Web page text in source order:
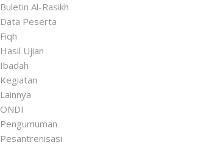
Buletin Al-Rasikh
Data Peserta
Fiqh
Hasil Ujian
Ibadah
Kegiatan
Lainnya
ONDI
Pengumuman
Pesantrenisasi